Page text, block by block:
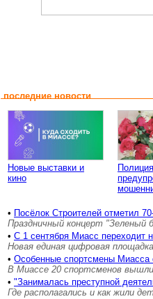
последние новости
Новые выставки и
кино
• Посёлок Строителей отметил
Праздничный концерт "Зеленый
• С 1 сентября Миасс переходит
Новая единая цифровая
• Особенные спортсмены Миасса
В Миассе 20 спортсменов
• "Занималась преступной
Где располагались и как жили